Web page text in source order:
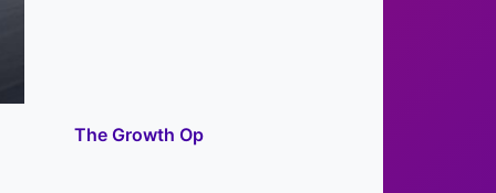
The Growth Op